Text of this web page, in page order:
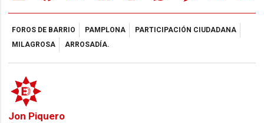
FOROS DE BARRIO PAMPLONA
PARTICIPACIÓN CIUDADANA
MILAGROSA
ARROSADÍA.
Jon Piquero